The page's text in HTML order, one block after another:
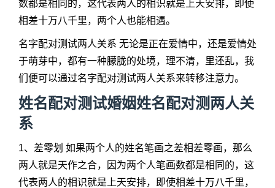
数都是相同的，这代表两人的相识就是上天安排，即使
相差十万八千里，两个人也能相遇。
名字配对测试两人关系 无论是正在爱情中，还是爱情处
于萌芽中，都有一种朦胧的处境，理不清，里还乱，我
们便可以通过名字配对测试两人关系来转移注意力。
姓名配对测试婚姻姓名配对测两人关
系
1、差零划 如果两个人的姓名笔画之差相差零画，那么
两人就是天作之合，因为两个人笔画数都是相同的，这
代表两人的相识就是上天安排，即使相差十万八千里，